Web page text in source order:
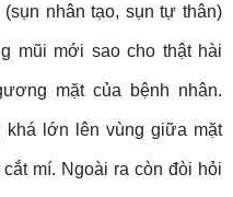
nhân tạo, sụn tự thân)
mũi mới sao cho thật hài
mặt của bệnh nhân.
khá lớn lên vùng giữa mặt
mí. Ngoài ra còn đòi hỏi